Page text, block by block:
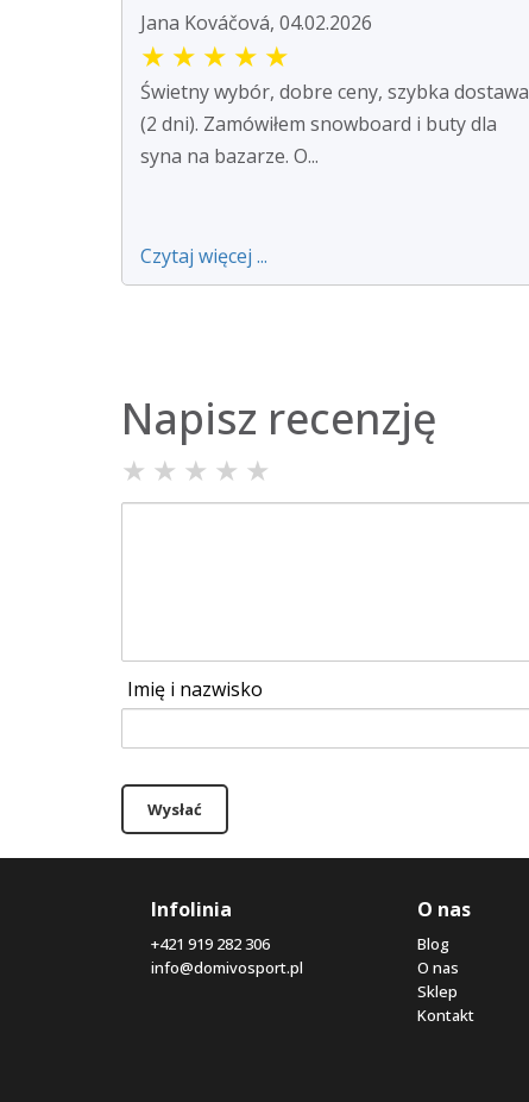
Jana Kováčová, 04.02.2026
★ ★ ★ ★ ★
Świetny wybór, dobre ceny, szybka dostawa
(2 dni). Zamówiłem snowboard i buty dla
syna na bazarze. O...
Czytaj więcej ...
Napisz recenzję
★ ★ ★ ★ ★
Imię i nazwisko
Wysłać
Infolinia
+421 919 282 306
info@domivosport.pl
O nas
Blog
O nas
Sklep
Kontakt